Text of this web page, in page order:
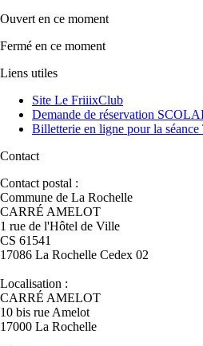
Ouverten ce moment
Fermé en ce moment
Liens utiles
Site Le FriiixClub
Demande de réservation
Billetterie en ligne pour la
Contact
Contact postal :
Commune de La Rochelle
CARRÉ AMELOT
1 rue de l'Hôtel de Ville
CS 61541
17086 La Rochelle Cedex 02
Localisation :
CARRÉ AMELOT
10 bis rue Amelot
17000 La Rochelle